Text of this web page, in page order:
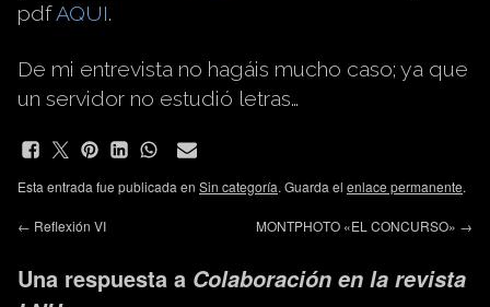
pdfAQUI.
De mi entrevista no hagáis mucho caso; ya que
un servidor no estudió letras…
Esta entrada fue publicada en Sin categoría. Guarda el enlace permanente.
← Reflexión VI MONTPHOTO «EL CONCURSO» →
Una respuesta a Colaboración en la revista